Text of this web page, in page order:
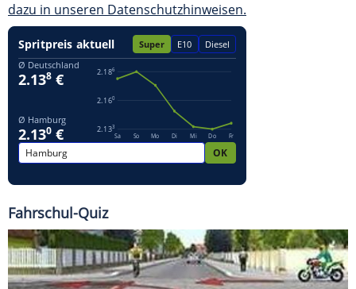
dazu in unseren Datenschutzhinweisen.
Fahrschul-Quiz